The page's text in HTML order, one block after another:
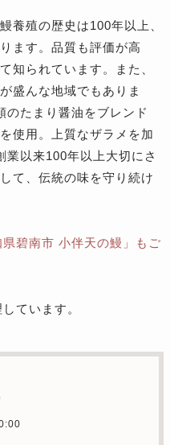
養殖の歴史は100年以上、
ます。品質も評価が高
知られています。また、
盛んな地域でもありま
のたまり醤油をブレンド
使用。上質なザラメを加
業以来100年以上大切にさ
て、伝統の味を守り続け
碧南市 小伴天の鰻」もご
ています。